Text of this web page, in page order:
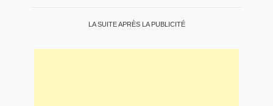
LA SUITE APRÈS LA PUBLICITÉ